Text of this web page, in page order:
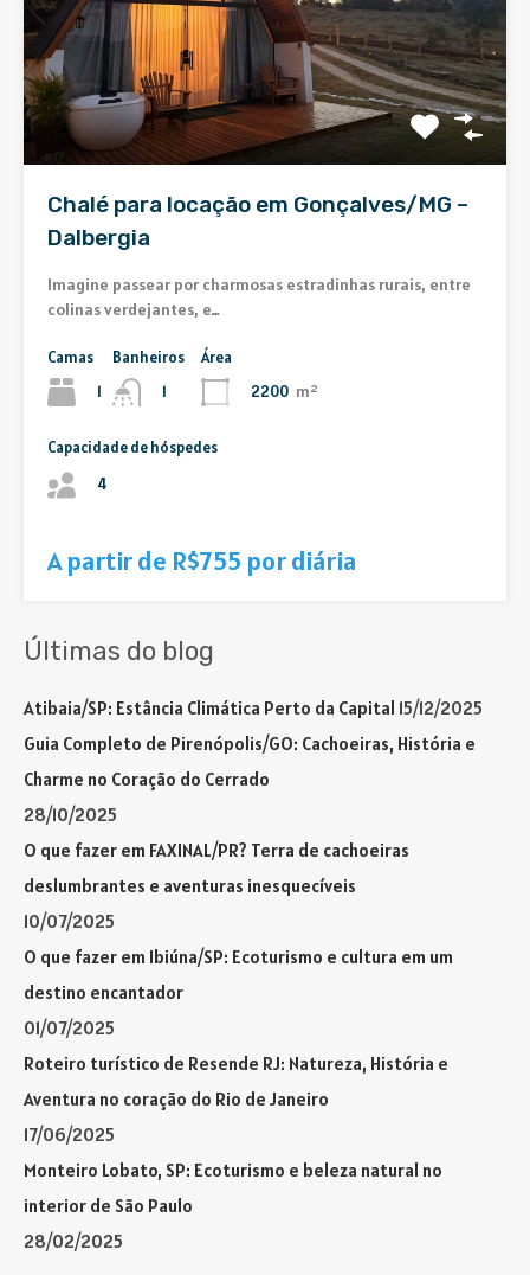
Chalé para locação em Gonçalves/MG –
Dalbergia
Imagine passear por charmosas estradinhas rurais, entre
colinas verdejantes, e…
Camas
1
Banheiros
1
Área
2200 m²
Capacidade de hóspedes
4
A partir de R$755 por diária
Últimas do blog
Atibaia/SP: Estância Climática Perto da Capital 15/12/2025
Guia Completo de Pirenópolis/GO: Cachoeiras, História e
Charme no Coração do Cerrado
28/10/2025
O que fazer em FAXINAL/PR? Terra de cachoeiras
deslumbrantes e aventuras inesquecíveis
10/07/2025
O que fazer em Ibiúna/SP: Ecoturismo e cultura em um
destino encantador
01/07/2025
Roteiro turístico de Resende RJ: Natureza, História e
Aventura no coração do Rio de Janeiro
17/06/2025
Monteiro Lobato, SP: Ecoturismo e beleza natural no
interior de São Paulo
28/02/2025